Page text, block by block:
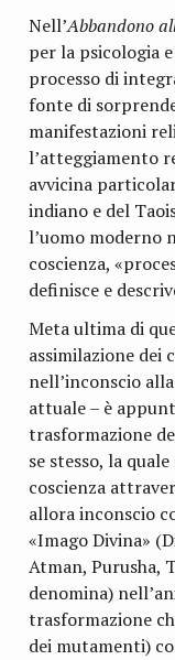
Nell’Abbandono
per la psicologia
processo di
fonte di
manifestazioni
l’atteggiamento
avvicina
indiano e del
l’uomo moderno
coscienza,
definisce e
Meta ultima di
assimi­lazione dei
nell’inconscio
attuale – è
trasformazione
se stesso, la
coscienza
allora inconscio
«Imago Divina»
Atman, Purusha,
denomina)
trasformazione
dei mutamenti)